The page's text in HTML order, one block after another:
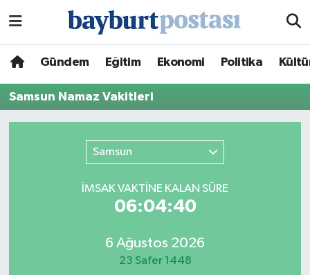
Gündem Eğitim Ekonomi Politika
Samsun Namaz Vakitleri
Samsun
İMSAK VAKTİNE KALAN SÜRE
06:04:40
6 Ağustos 2026
23 Safer 1448
Hava Durumu
Namaz Vakitleri
Trafik Durumu
Süper Lig Puan Durumu ve Fikstür
Son Dakika Haberleri